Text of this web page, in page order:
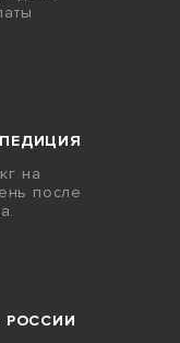
на
после
РОССИИ